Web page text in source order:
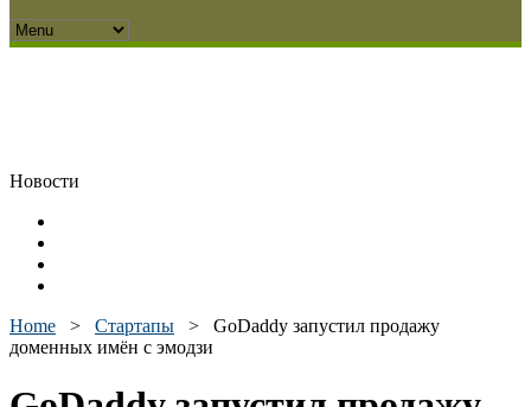
Новости
Home > Стартапы > GoDaddy запустил продажу
доменных имён с эмодзи